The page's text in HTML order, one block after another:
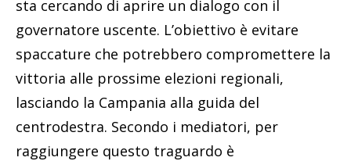
sta cercando di aprire un dialogo con il
governatore uscente. L’obiettivo è evitare
spaccature che potrebbero compromettere la
vittoria alle prossime elezioni regionali,
lasciando la Campania alla guida del
centrodestra. Secondo i mediatori, per
raggiungere questo traguardo è